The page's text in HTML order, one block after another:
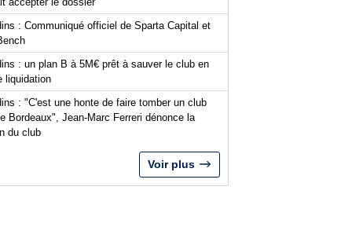
: Communiqué officiel de Sparta Capital et
: un plan B à 5M€ prêt à sauver le club en
liquidation
: "C'est une honte de faire tomber un club
Bordeaux", Jean-Marc Ferreri dénonce la
du club
Voir plus